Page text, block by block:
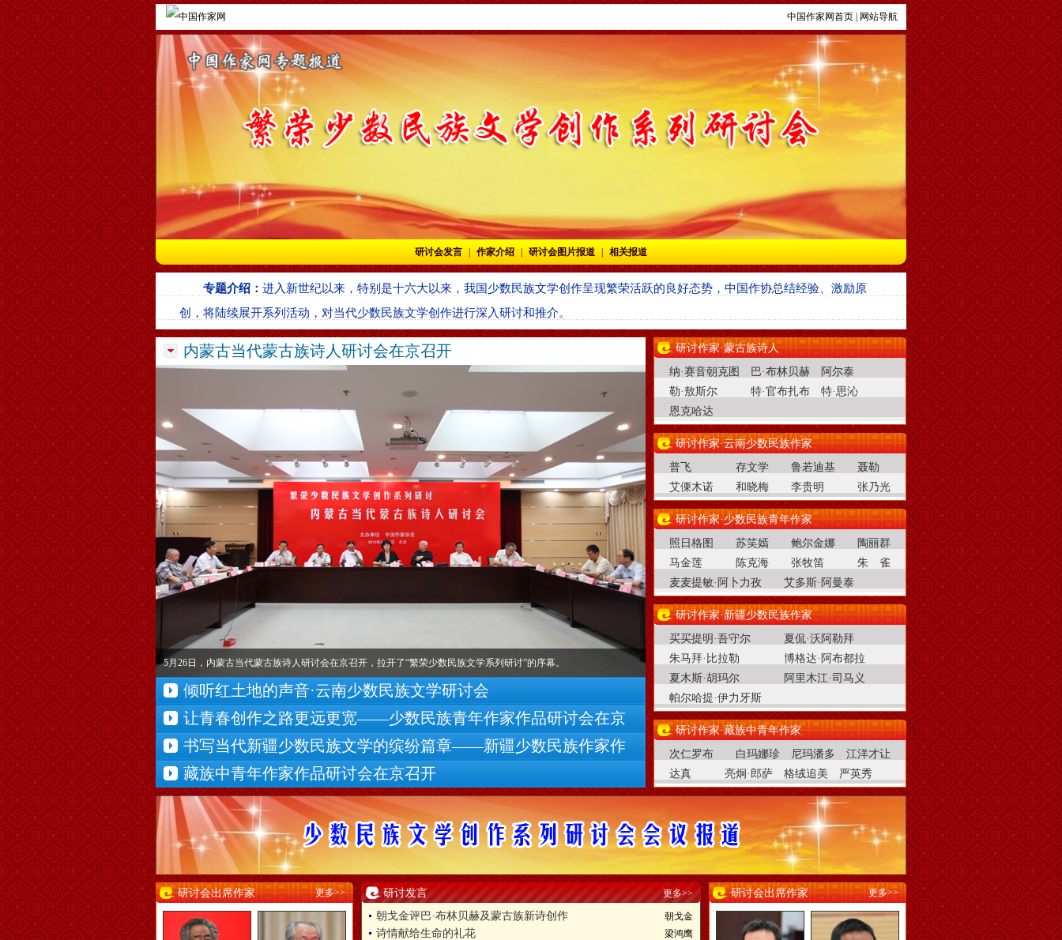
中国作家网首页 网站导航
研讨会发言 | 作家介绍 | 研讨会图片报道 | 相关报道
专题介绍： 进入新世纪以来，特别是十六大以来，我国少数民族文学创作呈现繁荣活跃的良好态势，中国作协总结经验、激励原
创，将陆续展开系列活动，对当代少数民族文学创作进行深入研讨和推介。
内蒙古当代蒙古族诗人研讨会在京召开
5月26日，内蒙古当代蒙古族诗人研讨会在京召开，拉开了“繁荣少数民族文学系列研讨”的序幕。
倾听红土地的声音·云南少数民族文学研讨会
让青春创作之路更远更宽——少数民族青年作家作品研讨会在京
举行
书写当代新疆少数民族文学的缤纷篇章——新疆少数民族作家作
品研讨会在京举行
藏族中青年作家作品研讨会在京召开
研讨作家·蒙古族诗人
纳·赛音朝克图
巴·布林贝赫
阿尔泰
勒·敖斯尔
特·官布扎布
特·思沁
恩克哈达
研讨作家·云南少数民族作家
普飞
存文学 鲁若迪基
聂勒
艾傈木诺
和晓梅 李贵明 张乃光
研讨作家·少数民族青年作家
照日格图
苏笑嫣 鲍尔金娜
陶丽群
马金莲
陈克海 张牧笛
朱 雀
麦麦提敏·阿卜力孜
艾多斯·阿曼泰
研讨作家·新疆少数民族作家
买买提明·吾守尔
夏侃·沃阿勒拜
朱马拜·比拉勒
博格达·阿布都拉
夏木斯·胡玛尔
阿里木江·司马义
帕尔哈提·伊力牙斯
研讨作家·藏族中青年作家
次仁罗布
白玛娜珍 尼玛潘多
江洋才让
达真
亮炯·郎萨 格绒追美 严英秀
研讨会出席作家 更多>> 研讨发言 更多>>
朝戈金
朝戈金评巴·布林贝赫及蒙古族新诗创作
梁鸿鹰
诗情献给生命的礼花
研讨会出席作家 更多>>